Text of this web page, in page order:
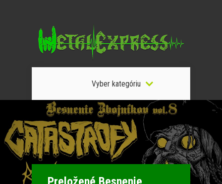
Vyber kategóriu